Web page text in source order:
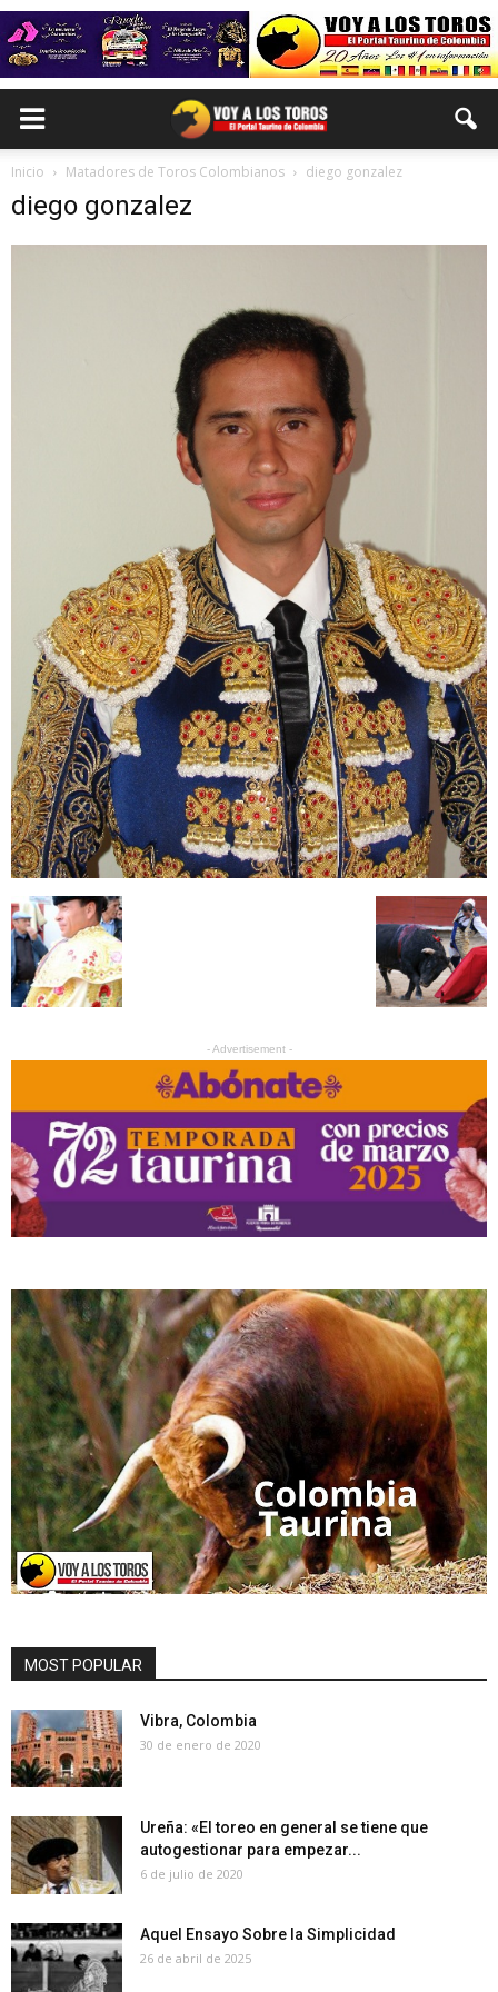
Inicio Matadores de Toros Colombianos diego gonzalez
diego gonzalez
- Advertisement -
MOST POPULAR
Vibra, Colombia
30 de enero de 2020
Ureña: «El toreo en general se tiene que
autogestionar para empezar...
6 de julio de 2020
Aquel Ensayo Sobre la Simplicidad
26 de abril de 2025